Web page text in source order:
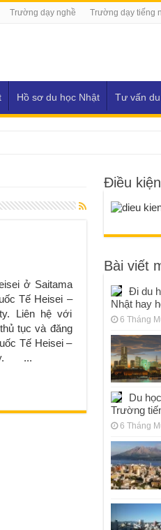
Trường dạy nghề Trường dạy tiếng
Hồ sơ du học Nhật Tư vấn
ở Saitama
Tế Heisei –
Liên hệ với
tục và đăng
Tế Heisei –
...
Điều
Bài viết
Đi du
Nhật hay
6 Tháng
Du
Trường
6 Tháng